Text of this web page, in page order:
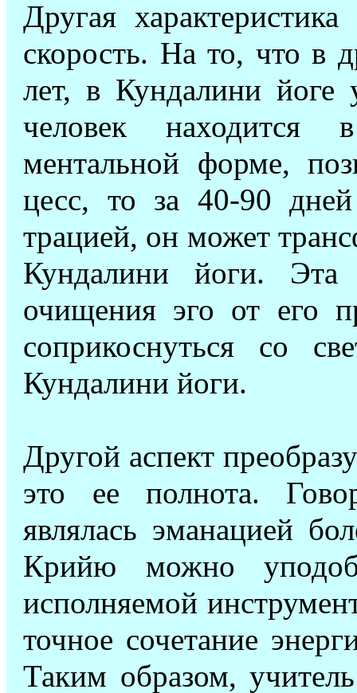
Другая
скорость. На то, что в
лет, в Кундалини йоге
человек
ментальной форме,
цесс, то за 40-90
трацией, он может
Кундалини йоги. Эта
очищения эго от его
соприкоснуться со
Кундалини йоги.
Другой аспект
это ее полнота.
являлась эманацией
Крийю можно
исполняемой
точное сочетание
Таким образом,